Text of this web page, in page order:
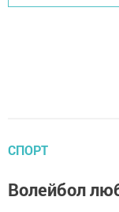
СПОРТ
Волейбол